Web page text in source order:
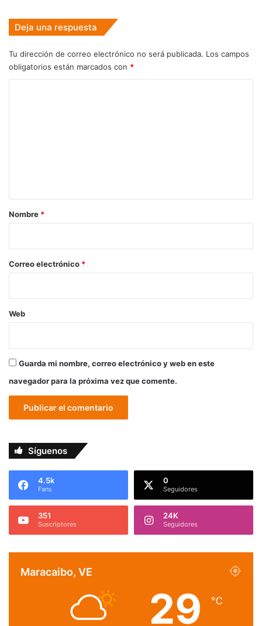
Deja una respuesta
Tu dirección de correo electrónico no será publicada. Los campos
obligatorios están marcados con *
r
*
Nombre *
Correo electrónico *
Web
Guarda mi nombre, correo electrónico y web en este
navegador para la próxima vez que comente.
Síguenos
4.5k
Fans
0
Seguidores
351
Suscriptores
24K
Seguidores
Maracaibo, VE
29 ℃